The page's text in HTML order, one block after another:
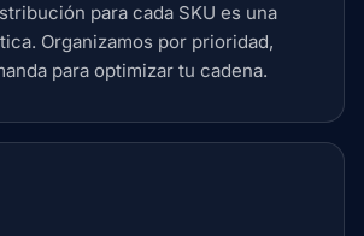
para cada SKU es una
Organizamos por prioridad,
para optimizar tu cadena.